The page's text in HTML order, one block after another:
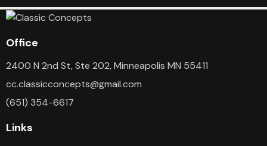
Office
2400 N 2nd St, Ste 202, Minneapolis MN 55411
cc.classicconcepts@gmail.com
(651) 354-6617
Links